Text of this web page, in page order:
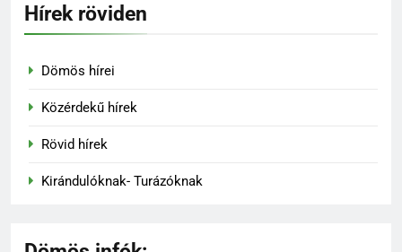
Hírek röviden
Dömös hírei
Közérdekű hírek
Rövid hírek
Kirándulóknak- Turázóknak